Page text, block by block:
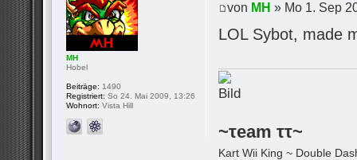
von MH » Mo 1. Sep
LOL Sybot, made
~τeam ττ~
Kart Wii King ~ Double
MH
Hobel
Beiträge: 1490
Registriert: So 24. Mai 2009, 13:26
Wohnort: Vista Hill